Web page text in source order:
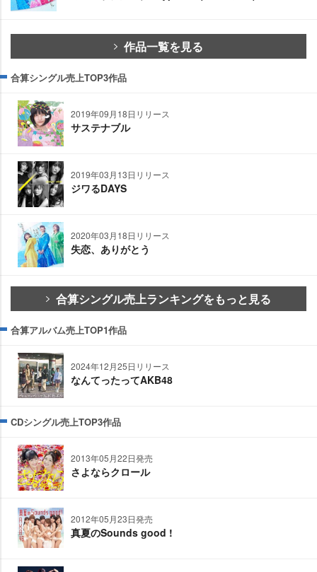
作品一覧を見る
合算シングル売上TOP3作品
2019年09月18日リリース
サステナブル
2019年03月13日リリース
ジワるDAYS
2020年03月18日リリース
失恋、ありがとう
合算シングル売上ランキングをもっと見る
合算アルバム売上TOP1作品
2024年12月25日リリース
なんてったってAKB48
CDシングル売上TOP3作品
2013年05月22日発売
さよならクロール
2012年05月23日発売
真夏のSounds good !